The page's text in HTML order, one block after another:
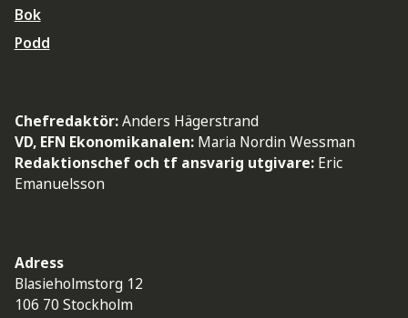
Bok
Podd
Chefredaktör:Anders Hägerstrand
VD, EFN Ekonomikanalen: Maria Nordin Wessman
Redaktionschef och tf ansvarig utgivare: Eric
Emanuelsson
Adress
Blasieholmstorg 12
106 70 Stockholm